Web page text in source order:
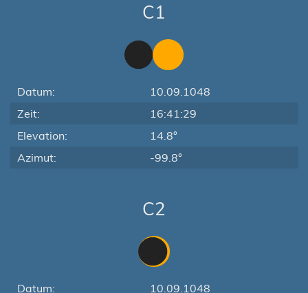
C1
Datum:
10.09.1048
Zeit:
16:41:29
Elevation:
14.8°
Azimut:
-99.8°
C2
Datum: 10.09.1048